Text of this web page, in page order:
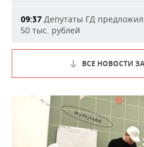
09:37 Депутаты ГД
50 тыс. рублей
ВСЕ НОВОСТИ